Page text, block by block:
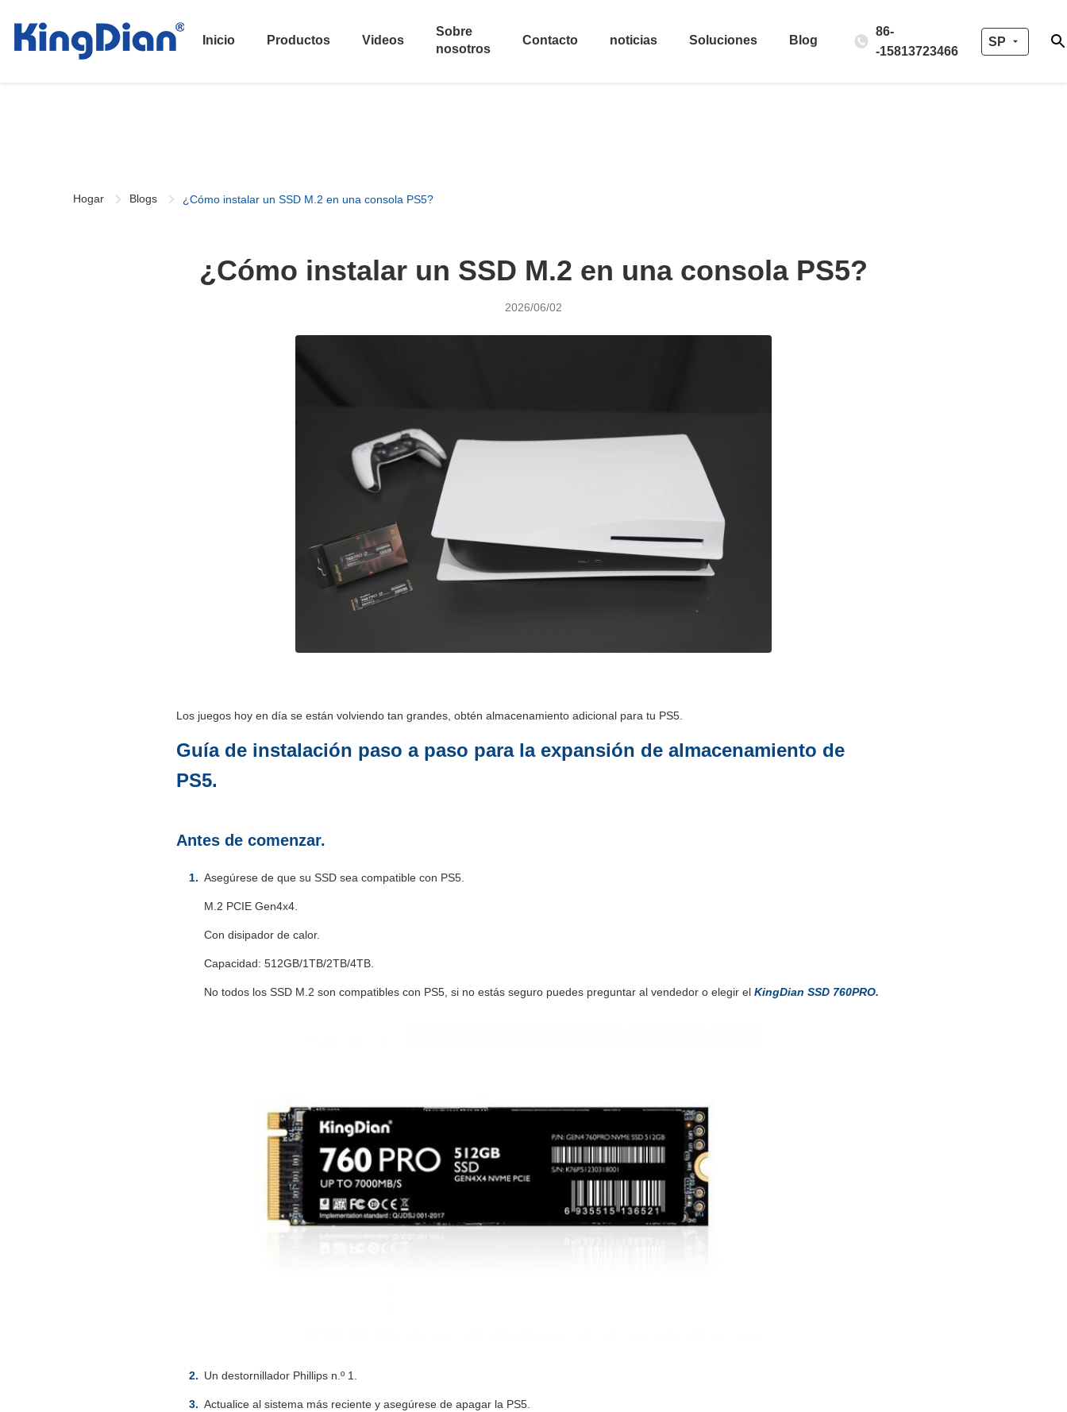
Inicio Productos Videos
Sobre
nosotros
Contacto noticias Soluciones Blog
86-
-15813723466
SP
Hogar Blogs ¿Cómo instalar un SSD M.2 en una consola PS5?
¿Cómo instalar un SSD M.2 en una consola PS5?
2026/06/02
Los juegos hoy en día se están volviendo tan grandes, obtén almacenamiento adicional para tu PS5.
Guía de instalación paso a paso para la expansión de almacenamiento de
PS5.
Antes de comenzar.
Asegúrese de que su SSD sea compatible con PS5.
M.2 PCIE Gen4x4.
Con disipador de calor.
Capacidad: 512GB/1TB/2TB/4TB.
No todos los SSD M.2 son compatibles con PS5, si no estás seguro puedes preguntar al vendedor o elegir el KingDian SSD 760PRO.
Un destornillador Phillips n.º 1.
Actualice al sistema más reciente y asegúrese de apagar la PS5.